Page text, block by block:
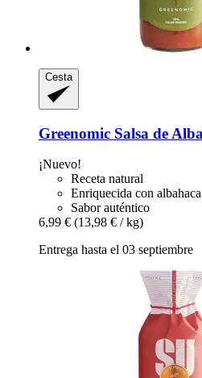
Cesta
Greenomic Salsa de
¡Nuevo!
Receta natural
Enriquecida con albahaca
Sabor auténtico
6,99 € (13,98 € / kg)
Entrega hasta el 03 septiembre